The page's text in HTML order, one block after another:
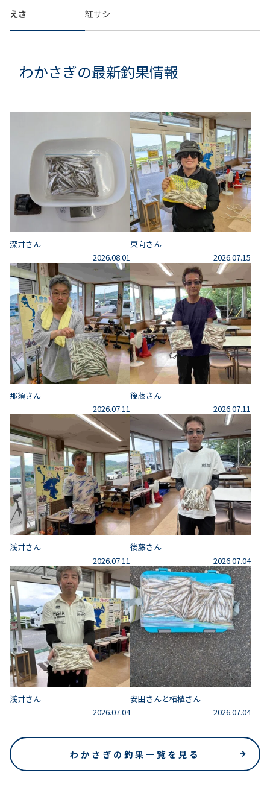
えさ 紅サシ
わかさぎの最新釣果情報
深井さん
2026.08.01
東向さん
2026.07.15
那須さん
2026.07.11
後藤さん
2026.07.11
浅井さん
2026.07.11
後藤さん
2026.07.04
浅井さん
2026.07.04
安田さんと柘植さん
2026.07.04
わかさぎの釣果一覧を見る